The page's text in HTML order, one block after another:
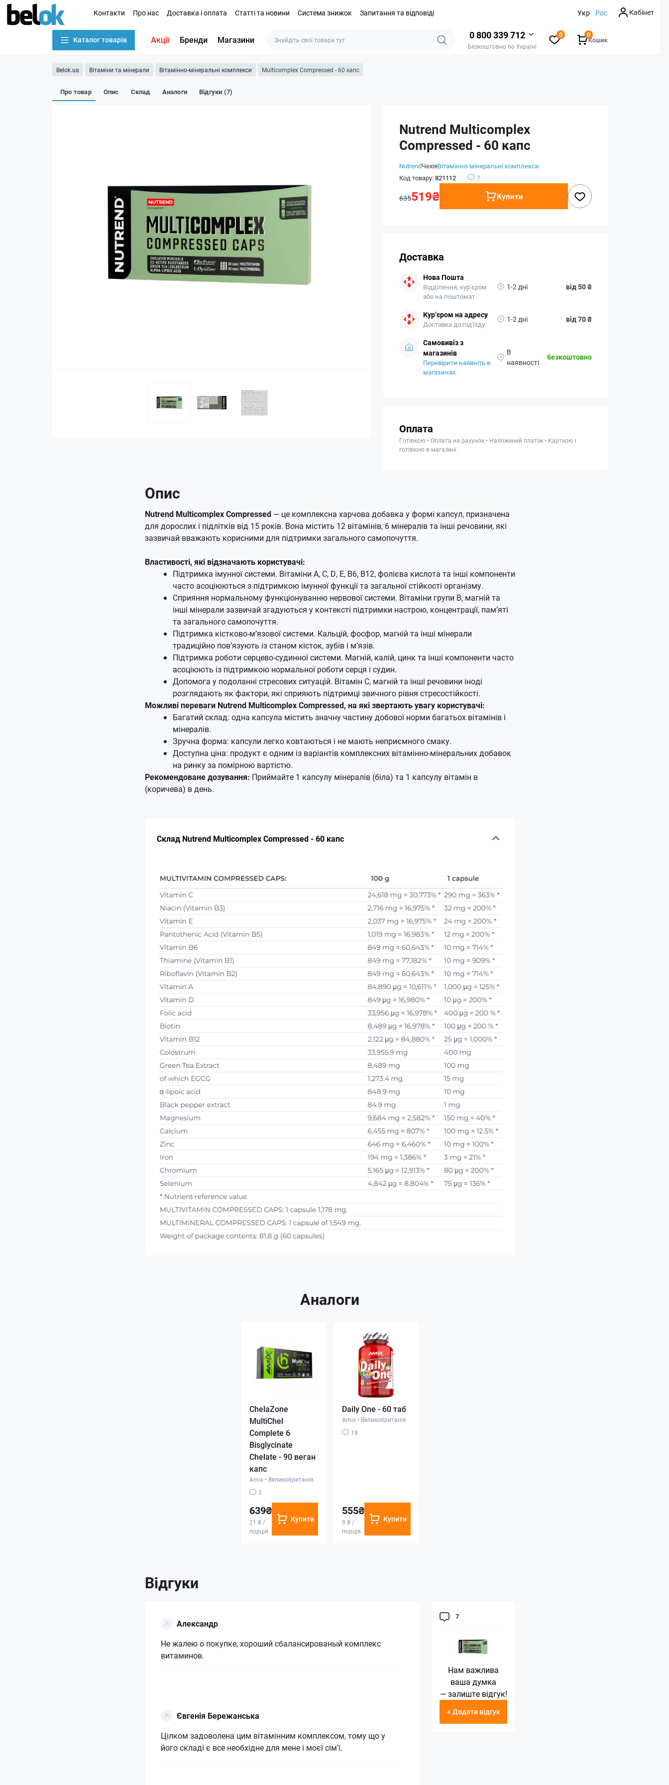
Контакти Про нас Доставка і оплата Статті та новини Система знижок Запитання та відповіді Укр Рос Кабінет
Каталог товарів Акції Бренди Магазини 0 800 339 712
Безкоштовно по Україні
0
Кошик
0
Belok.ua Вітаміни та мінерали Вітамінно-мінеральні комплекси Multicomplex Compressed - 60 капс
Про товар Опис Склад Аналоги Відгуки (7)
Nutrend Multicomplex
Compressed - 60 капс
NutrendЧехіяВітамінно-мінеральні комплекси
Код товару:821112 7
635519₴ Купити
Доставка
Нова Пошта
Відділення, кур’єром
або на поштомат
1-2 дні від 50 ₴
Кур’єром на адресу
Доставка до під'їзду
1-2 дні від 70 ₴
Самовивіз з
магазинів
Перевірити наявніть в
магазинах
В
наявності
безкоштовно
Оплата
Готівкою • Оплата на рахунок • Наложений платіж • Карткою і
готівкою в магазині
Опис
Nutrend Multicomplex Compressed — це комплексна харчова добавка у формі капсул, призначена
для дорослих і підлітків від 15 років. Вона містить 12 вітамінів, 6 мінералів та інші речовини, які
зазвичай вважають корисними для підтримки загального самопочуття.
Властивості, які відзначають користувачі:
Підтримка імунної системи. Вітаміни A, C, D, E, B6, B12, фолієва кислота та інші компоненти
часто асоціюються з підтримкою імунної функції та загальної стійкості організму.
Сприяння нормальному функціонуванню нервової системи. Вітаміни групи B, магній та
інші мінерали зазвичай згадуються у контексті підтримки настрою, концентрації, пам’яті
та загального самопочуття.
Підтримка кістково-м’язової системи. Кальцій, фосфор, магній та інші мінерали
традиційно пов’язують із станом кісток, зубів і м’язів.
Підтримка роботи серцево-судинної системи. Магній, калій, цинк та інші компоненти часто
асоціюють із підтримкою нормальної роботи серця і судин.
Допомога у подоланні стресових ситуацій. Вітамін C, магній та інші речовини іноді
розглядають як фактори, які сприяють підтримці звичного рівня стресостійкості.
Можливі переваги Nutrend Multicomplex Compressed, на які звертають увагу користувачі:
Багатий склад: одна капсула містить значну частину добової норми багатьох вітамінів і
мінералів.
Зручна форма: капсули легко ковтаються і не мають неприємного смаку.
Доступна ціна: продукт є одним із варіантів комплексних вітамінно-мінеральних добавок
на ринку за помірною вартістю.
Рекомендоване дозування: Приймайте 1 капсулу мінералів (біла) та 1 капсулу вітамін в
(коричева) в день.
Склад Nutrend Multicomplex Compressed - 60 капс
Аналоги
ChelaZone
MultiChel
Complete 6
Bisglycinate
Chelate - 90 веган
капс
Amix • Великобританія
3
639₴
21 ₴ /
порція
Купити
Daily One - 60 таб
Amix • Великобританія
18
555₴
9 ₴ /
порція
Купити
Відгуки
7
Нам важлива
ваша думка
— залиште відгук!
+ Додати відгук
Александр
Не жалею о покупке, хороший сбалансированый комплекс
витаминов.
Євгенія Бережанська
Цілком задоволена цим вітамінним комплексом, тому що у
його складі є все необхідне для мене і моєї сім'ї.